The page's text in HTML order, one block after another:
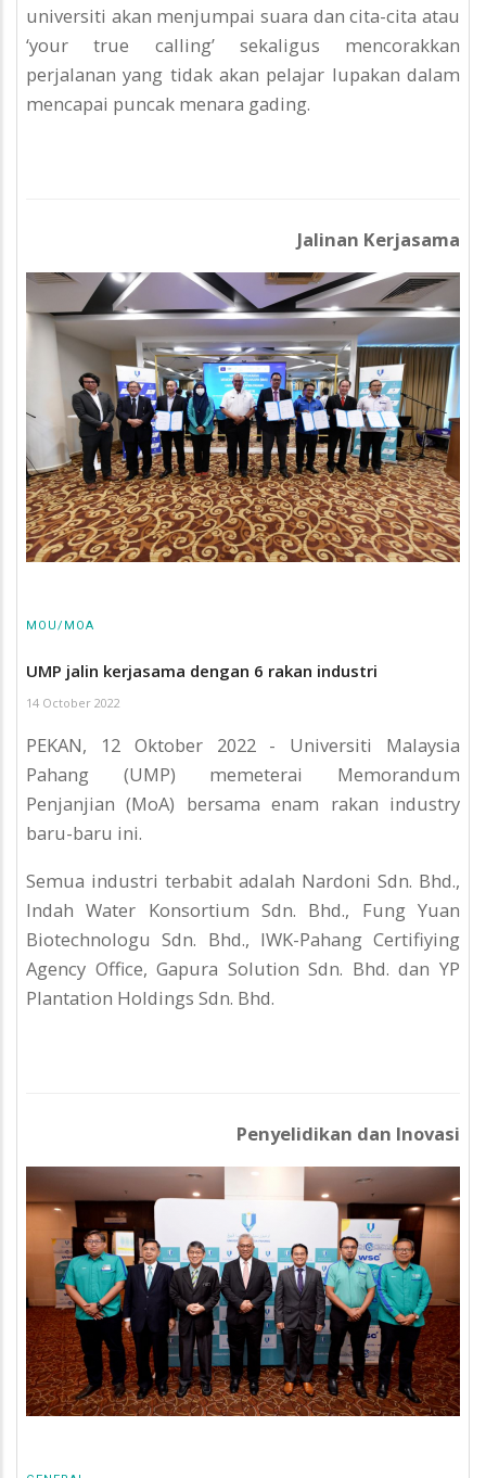
universiti akan menjumpai suara dan cita-cita atau
‘your true calling’ sekaligus mencorakkan
perjalanan yang tidak akan pelajar lupakan dalam
mencapai puncak menara gading.
Jalinan Kerjasama
MOU/MOA
UMP jalin kerjasama dengan 6 rakan industri
14 October 2022
PEKAN, 12 Oktober 2022 - Universiti Malaysia
Pahang (UMP) memeterai Memorandum
Penjanjian (MoA) bersama enam rakan industry
baru-baru ini.
Semua industri terbabit adalah Nardoni Sdn. Bhd.,
Indah Water Konsortium Sdn. Bhd., Fung Yuan
Biotechnologu Sdn. Bhd., IWK-Pahang Certifiying
Agency Office, Gapura Solution Sdn. Bhd. dan YP
Plantation Holdings Sdn. Bhd.
Penyelidikan dan Inovasi